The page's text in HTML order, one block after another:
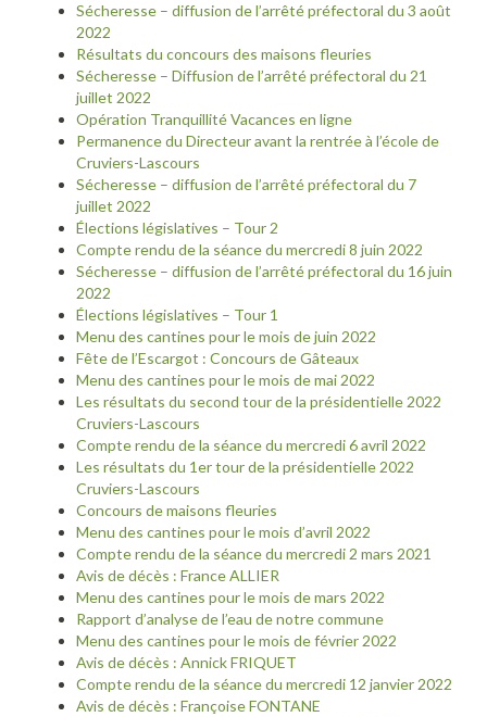
Sécheresse – diffusion de l’arrêté préfectoral du 3 août
2022
Résultats du concours des maisons fleuries
Sécheresse – Diffusion de l’arrêté préfectoral du 21
juillet 2022
Opération Tranquillité Vacances en ligne
Permanence du Directeur avant la rentrée à l’école de
Cruviers-Lascours
Sécheresse – diffusion de l’arrêté préfectoral du 7
juillet 2022
Élections législatives – Tour 2
Compte rendu de la séance du mercredi 8 juin 2022
Sécheresse – diffusion de l’arrêté préfectoral du 16 juin
2022
Élections législatives – Tour 1
Menu des cantines pour le mois de juin 2022
Fête de l’Escargot : Concours de Gâteaux
Menu des cantines pour le mois de mai 2022
Les résultats du second tour de la présidentielle 2022
Cruviers-Lascours
Compte rendu de la séance du mercredi 6 avril 2022
Les résultats du 1er tour de la présidentielle 2022
Cruviers-Lascours
Concours de maisons fleuries
Menu des cantines pour le mois d’avril 2022
Compte rendu de la séance du mercredi 2 mars 2021
Avis de décès : France ALLIER
Menu des cantines pour le mois de mars 2022
Rapport d’analyse de l’eau de notre commune
Menu des cantines pour le mois de février 2022
Avis de décès : Annick FRIQUET
Compte rendu de la séance du mercredi 12 janvier 2022
Avis de décès : Françoise FONTANE